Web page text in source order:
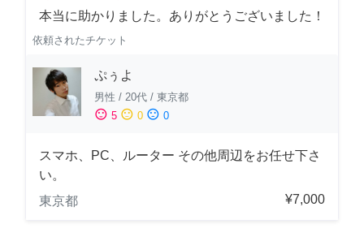
本当に助かりました。ありがとうございました！
依頼されたチケット
ぷぅよ
男性 / 20代 / 東京都
sentiment_satisfied 5 sentiment_neutral 0 sentiment_dissatisfied 0
スマホ、PC、ルーター その他周辺をお任せ下さ
い。
東京都
¥7,000